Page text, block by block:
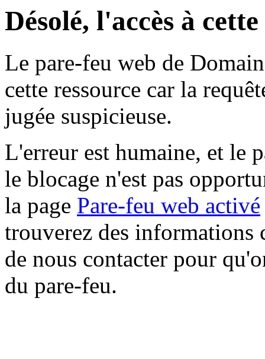
Désolé, l'accès à
Le pare-feu web de
cette ressource car la
jugée suspicieuse.
L'erreur est humaine, et le
le blocage n'est pas
la page Pare-feu web activé
trouverez des informations
de nous contacter pour
du pare-feu.